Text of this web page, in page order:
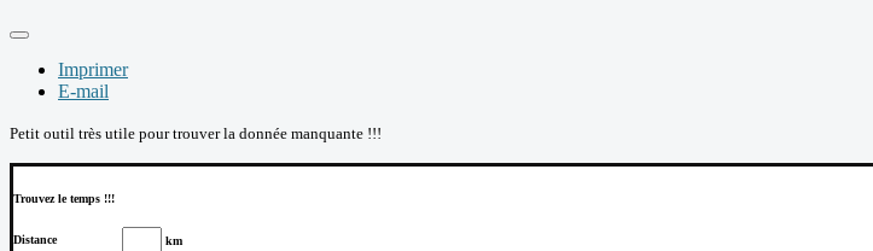
Imprimer
E-mail
Petit outil très utile pour trouver la donnée manquante !!!
Trouvez le temps !!!
Distance km